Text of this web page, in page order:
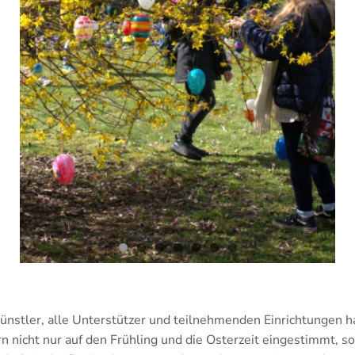
alle Unterstützer und teilnehmenden Einrichtungen
nicht nur auf den Frühling und die Osterzeit eingestimmt,